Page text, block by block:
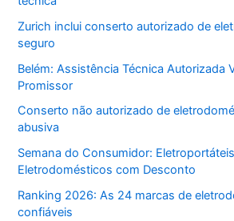
Zurich inclui conserto autorizado de
seguro
Belém: Assistência Técnica Autorizada
Promissor
Conserto não autorizado de
abusiva
Semana do Consumidor:
Eletrodomésticos com Desconto
Ranking 2026: As 24 marcas de
confiáveis